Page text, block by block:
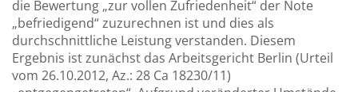
die Bewertung „zur vollen Zufriedenheit“ der Note
„befriedigend“ zuzurechnen ist und dies als
durchschnittliche Leistung verstanden. Diesem
Ergebnis ist zunächst das Arbeitsgericht Berlin (Urteil
vom 26.10.2012, Az.: 28 Ca 18230/11)